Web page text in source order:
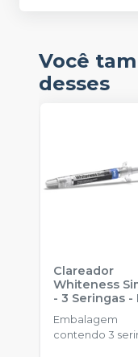
Você
desses
Clareador
Whiteness
- 3 Seringas -
Embalagem
contendo 3